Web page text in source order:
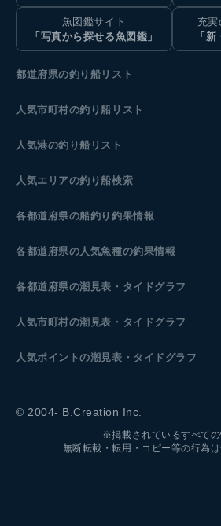
魚図鑑サイト
「写真から探せる魚図鑑」
充実
「
都道府県の釣り船リスト
人気市町村の釣り船リスト
人気港の釣り船リスト
人気エリアの釣り船検索
各都道府県の船釣り釣果情報
各都道府県の人気魚種の釣果情報
各都道府県の潮見表 ・タイドグラフ
人気市町村の潮見表・タイドグラフ
人気ポイントの潮見表・タイドグラフ
© 2004- B.Creation Inc.
※掲載されているすべて
無断転載・転用・コピー等の行為は